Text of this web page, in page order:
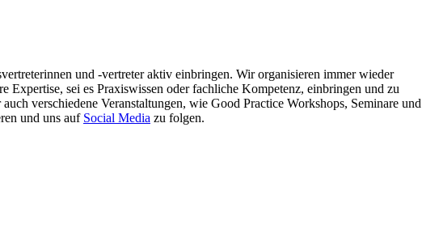
und -vertreter aktiv einbringen. Wir organisieren immer wieder
sei es Praxiswissen oder fachliche Kompetenz, einbringen und zu
verschiedene Veranstaltungen, wie Good Practice Workshops, Seminare und
und uns auf Social Media zu folgen.